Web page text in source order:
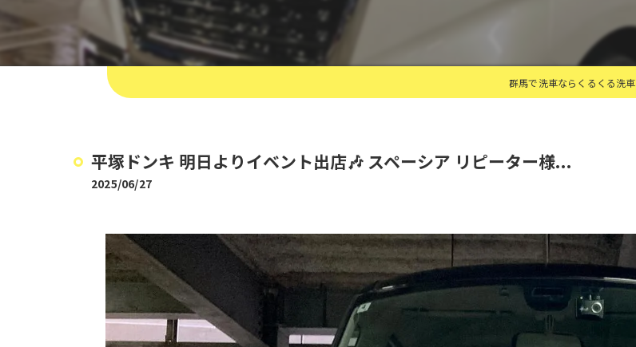
群馬で洗車ならくるくる洗車
平塚ドンキ 明日よりイベント出店🎶 スペーシア リピーター様...
2025/06/27